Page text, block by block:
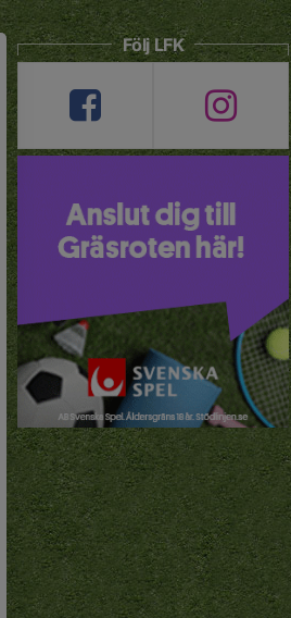
Följ LFK